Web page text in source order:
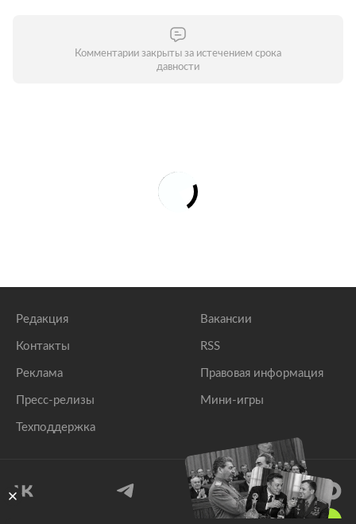
Комментарии закрыты за истечением срока
давности
Редакция
Контакты
Реклама
Пресс-релизы
Техподдержка
Вакансии
RSS
Правовая информация
Мини-игры